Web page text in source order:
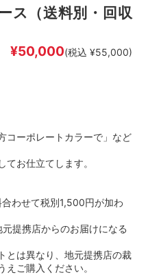
ス（送料別・回収
¥50,000(税込 ¥55,000)
コーポレートカラーで」など
お仕立てします。
わせて税別1,500円が加わ
提携店からのお届けになる
とは異なり、地元提携店の裁
ご購入ください。